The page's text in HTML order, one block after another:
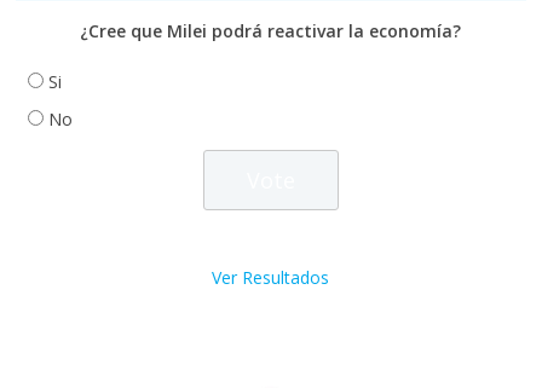
¿Cree que Milei podrá reactivar la economía?
Si
No
Ver Resultados